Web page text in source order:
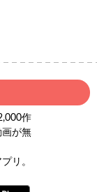
作
画が無
リ。